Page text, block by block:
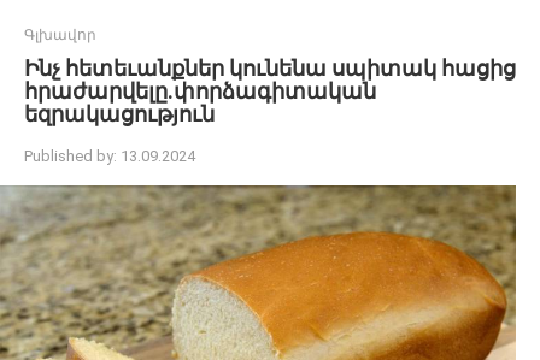
Գլխավոր
Ինչ հետեւանքներ կունենա սպիտակ հացից
հրաժարվելը.փորձագիտական ​​
եզրակացություն
Published by: 13.09.2024